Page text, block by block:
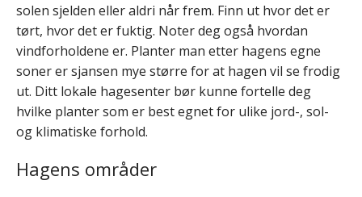
solen sjelden eller aldri når frem. Finn ut hvor det er
tørt, hvor det er fuktig. Noter deg også hvordan
vindforholdene er. Planter man etter hagens egne
soner er sjansen mye større for at hagen vil se frodig
ut. Ditt lokale hagesenter bør kunne fortelle deg
hvilke planter som er best egnet for ulike jord-, sol-
og klimatiske forhold.
Hagens områder